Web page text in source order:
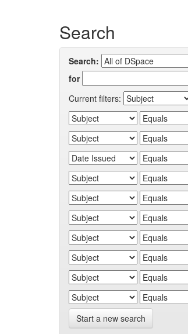
Search
Search:
for
Current filters:
Start a new search